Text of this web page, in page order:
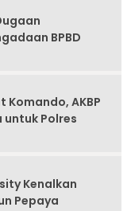
BPBD
Komando, AKBP
untuk Polres
Kenalkan
Pepaya